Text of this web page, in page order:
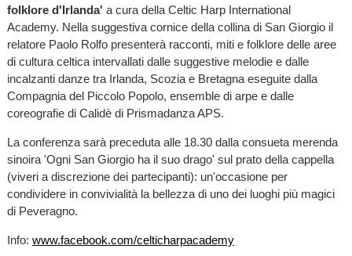
folklore d'Irlanda' a cura della Celtic Harp International
Academy. Nella suggestiva cornice della collina di San Giorgio il
relatore Paolo Rolfo presenterà racconti, miti e folklore delle aree
di cultura celtica intervallati dalle suggestive melodie e dalle
incalzanti danze tra Irlanda, Scozia e Bretagna eseguite dalla
Compagnia del Piccolo Popolo, ensemble di arpe e dalle
coreografie di Calidè di Prismadanza APS.
La conferenza sarà preceduta alle 18.30 dalla consueta merenda
sinoira 'Ogni San Giorgio ha il suo drago' sul prato della cappella
(viveri a discrezione dei partecipanti): un'occasione per
condividere in convivialità la bellezza di uno dei luoghi più magici
di Peveragno.
Info: www.facebook.com/celticharpacademy